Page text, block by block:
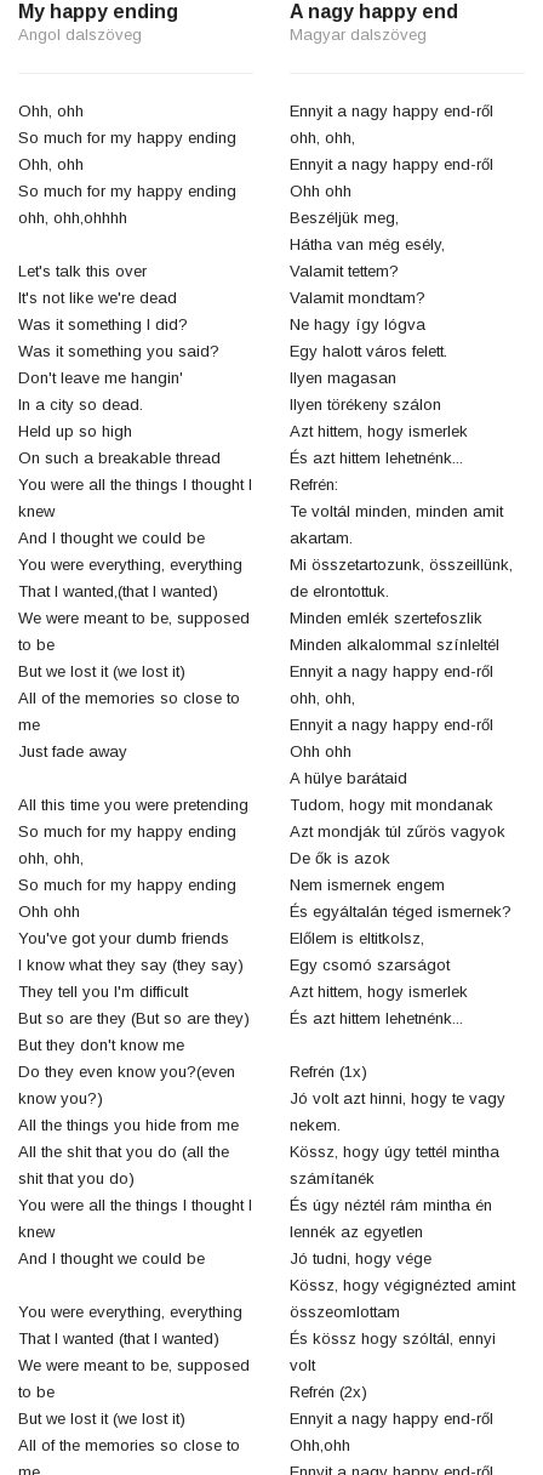
My happy ending
Angol dalszöveg
Ohh, ohh
So much for my happy ending
Ohh, ohh
So much for my happy ending
ohh, ohh,ohhhh
Let's talk this over
It's not like we're dead
Was it something I did?
Was it something you said?
Don't leave me hangin'
In a city so dead.
Held up so high
On such a breakable thread
You were all the things I thought I
knew
And I thought we could be
You were everything, everything
That I wanted,(that I wanted)
We were meant to be, supposed
to be
But we lost it (we lost it)
All of the memories so close to
me
Just fade away
All this time you were pretending
So much for my happy ending
ohh, ohh,
So much for my happy ending
Ohh ohh
You've got your dumb friends
I know what they say (they say)
They tell you I'm difficult
But so are they (But so are they)
But they don't know me
Do they even know you?(even
know you?)
All the things you hide from me
All the shit that you do (all the
shit that you do)
You were all the things I thought I
knew
And I thought we could be
You were everything, everything
That I wanted (that I wanted)
We were meant to be, supposed
to be
But we lost it (we lost it)
All of the memories so close to
A nagy happy end
Magyar dalszöveg
Ennyit a nagy happy end-ről
ohh, ohh,
Ennyit a nagy happy end-ről
Ohh ohh
Beszéljük meg,
Hátha van még esély,
Valamit tettem?
Valamit mondtam?
Ne hagy így lógva
Egy halott város felett.
Ilyen magasan
Ilyen törékeny szálon
Azt hittem, hogy ismerlek
És azt hittem lehetnénk...
Refrén:
Te voltál minden, minden amit
akartam.
Mi összetartozunk, összeillünk,
de elrontottuk.
Minden emlék szertefoszlik
Minden alkalommal színleltél
Ennyit a nagy happy end-ről
ohh, ohh,
Ennyit a nagy happy end-ről
Ohh ohh
A hülye barátaid
Tudom, hogy mit mondanak
Azt mondják túl zűrös vagyok
De ők is azok
Nem ismernek engem
És egyáltalán téged ismernek?
Előlem is eltitkolsz,
Egy csomó szarságot
Azt hittem, hogy ismerlek
És azt hittem lehetnénk...
Refrén (1x)
Jó volt azt hinni, hogy te vagy
nekem.
Kössz, hogy úgy tettél mintha
számítanék
És úgy néztél rám mintha én
lennék az egyetlen
Jó tudni, hogy vége
Kössz, hogy végignézted amint
összeomlottam
És kössz hogy szóltál, ennyi
volt
Refrén (2x)
Ennyit a nagy happy end-ről
Ohh,ohh